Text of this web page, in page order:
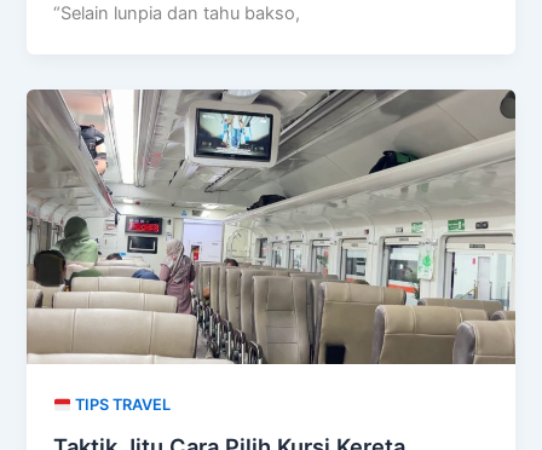
“Selain lunpia dan tahu bakso,
TIPS TRAVEL